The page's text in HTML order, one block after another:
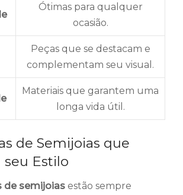
Ótimas para qualquer
ocasião.
Peças que se destacam e
complementam seu visual.
Materiais que garantem uma
longa vida útil.
de Semijoias que
seu Estilo
de semijoias estão sempre